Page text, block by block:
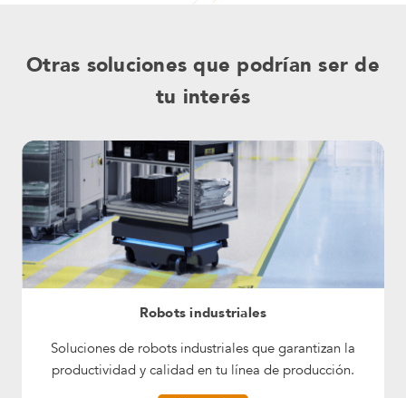
Otras soluciones que podrían ser de
tu interés
Robots industriales
Soluciones de robots industriales que garantizan la
productividad y calidad en tu línea de producción.